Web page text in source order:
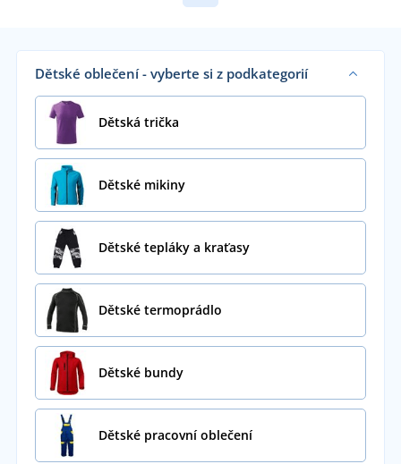
Dětské oblečení - vyberte si z podkategorií
Dětská trička
Dětské mikiny
Dětské tepláky a kraťasy
Dětské termoprádlo
Dětské bundy
Dětské pracovní oblečení